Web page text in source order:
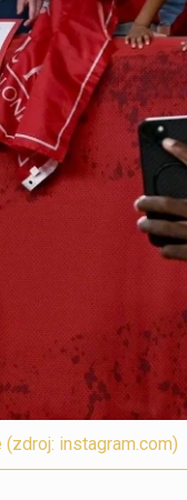
(zdroj: instagram.com)